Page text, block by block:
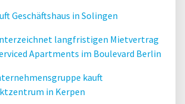
Geschäftshaus in Solingen
langfristigen Mietvertrag
Apartments im Boulevard Berlin
kauft
in Kerpen